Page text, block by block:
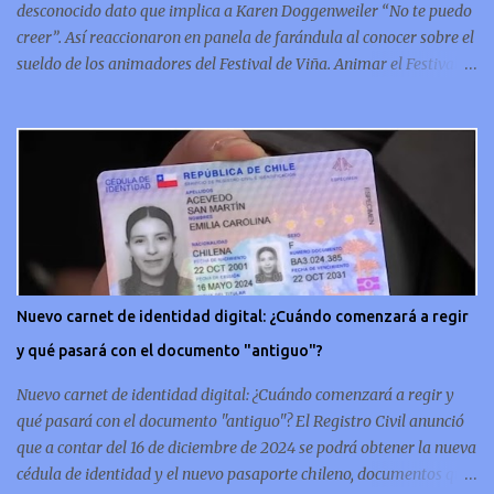
desconocido dato que implica a Karen Doggenweiler “No te puedo
creer”. Así reaccionaron en panela de farándula al conocer sobre el
sueldo de los animadores del Festival de Viña. Animar el Festival
debería ser acorde. ¿Cuánto ganará Karen Doggenweiler y su
acompañante? Según se conoce hasta ahora, los animadores del
Festival de Viña del Mar no reciben un sueldo por su rol en el
evento. Al menos no un monto extra al que venían percibirndo por
contrato con su canal empleador. “A la Karen no le pagan, no le
pagan aparte. Hace rato que no pagan”, confirmó la periodista de
espectáculos, Cecilia Gutiérrez, en el programa Hay Que Decirlo
(Canal 13). “A mí la Tonka (Tomicic) me dijo que a ellos no le
pagaban”, complementó Willy Sabor. Nacho Gutiérrez aportó que,
Nuevo carnet de identidad digital: ¿Cuándo comenzará a regir
y qué pasará con el documento "antiguo"?
Nuevo carnet de identidad digital: ¿Cuándo comenzará a regir y
qué pasará con el documento "antiguo"? El Registro Civil anunció
que a contar del 16 de diciembre de 2024 se podrá obtener la nueva
cédula de identidad y el nuevo pasaporte chileno, documentos que